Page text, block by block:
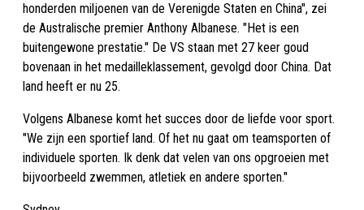
honderden miljoenen van de Verenigde Staten en China", zei
de Australische premier Anthony Albanese. "Het is een
buitengewone prestatie." De VS staan met 27 keer goud
bovenaan in het medailleklassement, gevolgd door China. Dat
land heeft er nu 25.
Volgens Albanese komt het succes door de liefde voor sport.
"We zijn een sportief land. Of het nu gaat om teamsporten of
individuele sporten. Ik denk dat velen van ons opgroeien met
bijvoorbeeld zwemmen, atletiek en andere sporten."